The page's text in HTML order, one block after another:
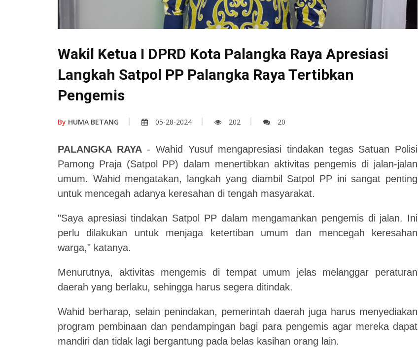
Wakil Ketua I DPRD Kota Palangka Raya Apresiasi
Langkah Satpol PP Palangka Raya Tertibkan
Pengemis
By HUMA BETANG 05-28-2024 202 20
PALANGKA RAYA- Wahid Yusuf mengapresiasi tindakan tegas Satuan Polisi
Pamong Praja (Satpol PP) dalam menertibkan aktivitas pengemis di jalan-jalan
umum. Wahid mengatakan, langkah yang diambil Satpol PP ini sangat penting
untuk mencegah adanya keresahan di tengah masyarakat.
"Saya apresiasi tindakan Satpol PP dalam mengamankan pengemis di jalan. Ini
perlu dilakukan untuk menjaga ketertiban umum dan mencegah keresahan
warga," katanya.
Menurutnya, aktivitas mengemis di tempat umum jelas melanggar peraturan
daerah yang berlaku, sehingga harus segera ditindak.
Wahid berharap, selain penindakan, pemerintah daerah juga harus menyediakan
program pembinaan dan pendampingan bagi para pengemis agar mereka dapat
mandiri dan tidak lagi bergantung pada belas kasihan orang lain.